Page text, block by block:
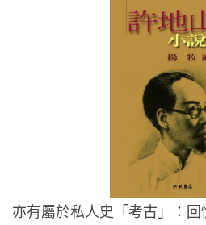
亦有屬於私人史「考古」：